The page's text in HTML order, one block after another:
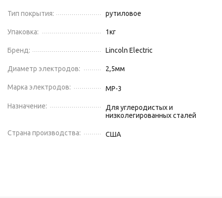
Тип покрытия: рутиловое
Упаковка: 1кг
Бренд: Lincoln Electric
Диаметр электродов: 2,5мм
Марка электродов: МР-3
Назначение:
Для углеродистых и
низколегированных сталей
Страна производства: США